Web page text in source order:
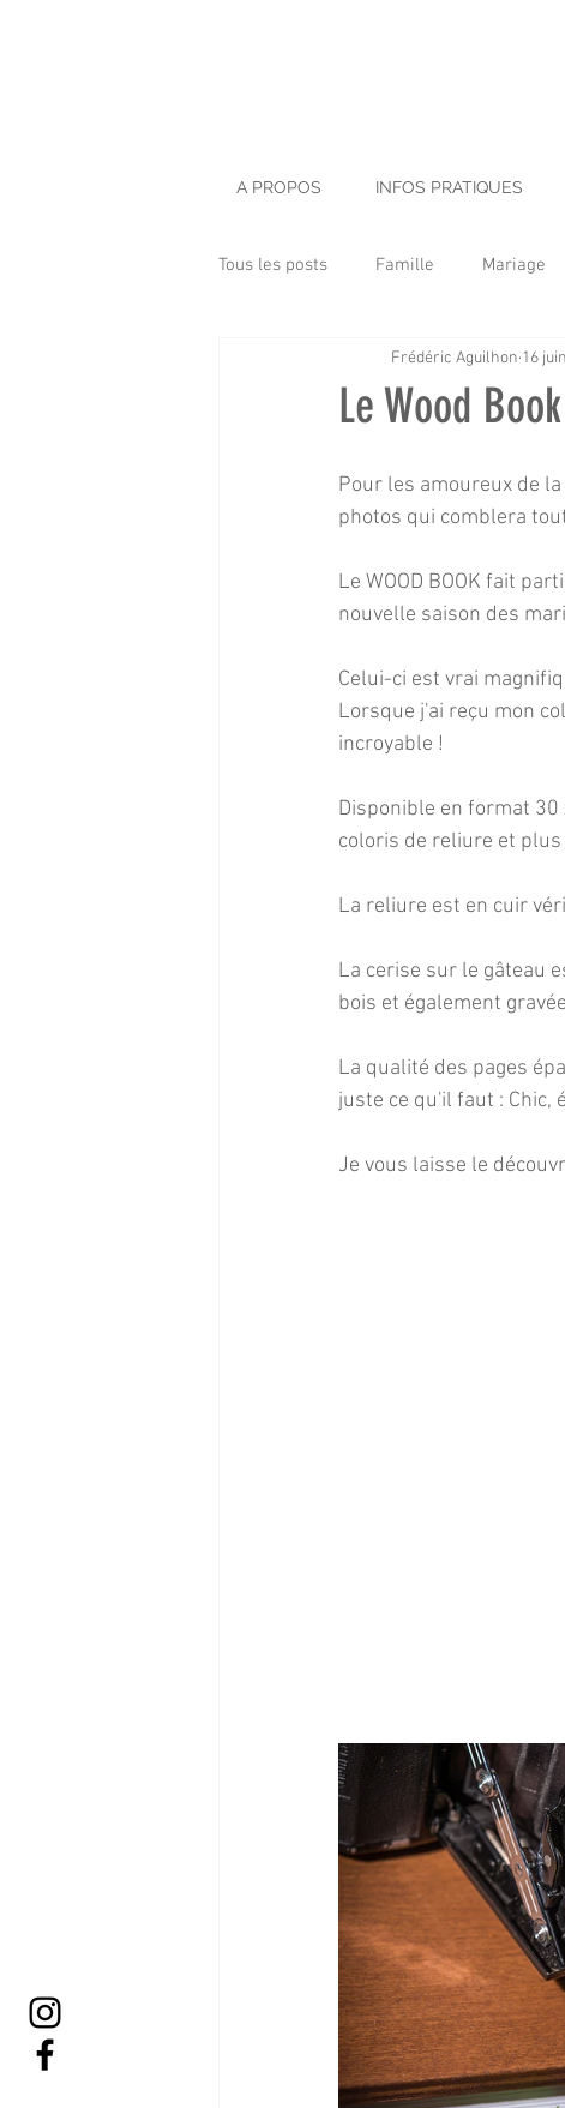
A PROPOS INFOS PRATIQUES
Tous les posts Famille Mariage
Enfant LifeStyle
Le Wood Book
Frédéric Aguilhon 16
Pour les amoureux de
photos qui comblera
Le WOOD BOOK fait
nouvelle saison des
Celui-ci est vrai
Lorsque j'ai reçu mon
incroyable !
Disponible en format
coloris de reliure et
La reliure est en cuir
La cerise sur le gâteau
bois et également
La qualité des pages
juste ce qu'il faut : Chic,
Je vous laisse le